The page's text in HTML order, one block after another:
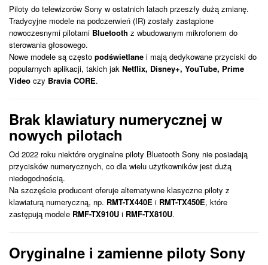
Piloty do telewizorów Sony w ostatnich latach przeszły dużą zmianę.
Tradycyjne modele na podczerwień (IR) zostały zastąpione
nowoczesnymi pilotami Bluetooth z wbudowanym mikrofonem do
sterowania głosowego.
Nowe modele są często podświetlane i mają dedykowane przyciski do
popularnych aplikacji, takich jak Netflix, Disney+, YouTube, Prime
Video czy Bravia CORE.
Brak klawiatury numerycznej w
nowych pilotach
Od 2022 roku niektóre oryginalne piloty Bluetooth Sony nie posiadają
przycisków numerycznych, co dla wielu użytkowników jest dużą
niedogodnością.
Na szczęście producent oferuje alternatywne klasyczne piloty z
klawiaturą numeryczną, np. RMT-TX440E i RMT-TX450E, które
zastępują modele RMF-TX910U i RMF-TX810U.
Oryginalne i zamienne piloty Sony